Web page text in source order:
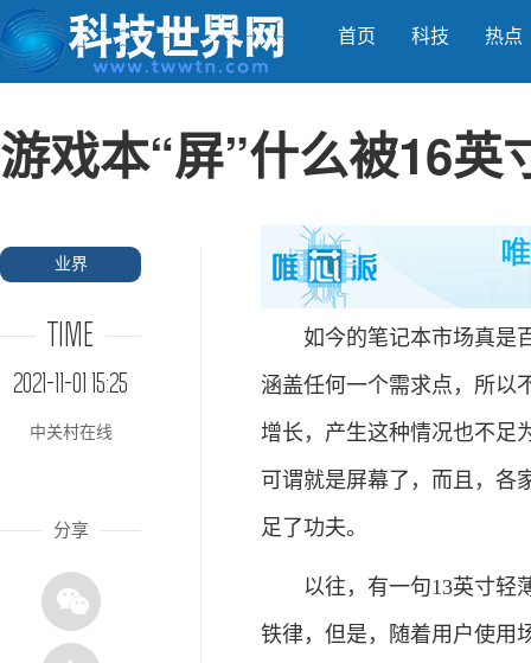
首页 科技 热点
游戏本“屏”什么被16英
业界
TIME
2021-11-01 15:25
中关村在线
分享
如今的笔记本市场真是百
涵盖任何一个需求点，所以
增长，产生这种情况也不足
可谓就是屏幕了，而且，各
足了功夫。
以往，有一句13英寸轻薄
铁律，但是，随着用户使用